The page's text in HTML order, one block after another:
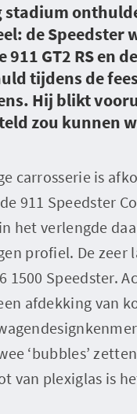
de
GT2 RS en
tijdens de
Hij blikt
zou kunnen
carrosserie is
911 Speedster
het verlengde
profiel. De zeer
1500 Speedster.
afdekking van
‘bubbles’
plexiglas is